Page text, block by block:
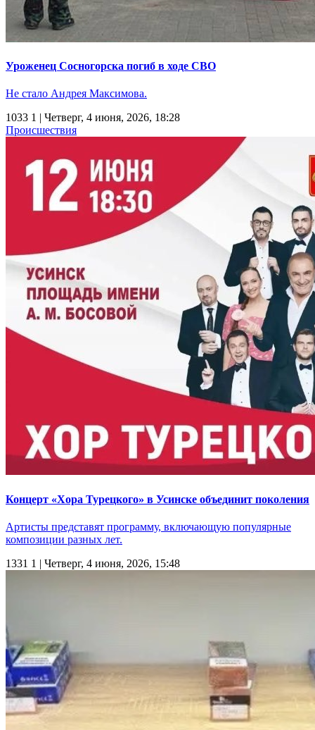
Уроженец Сосногорска погиб в ходе СВО
Не стало Андрея Максимова.
1033 1 | Четверг, 4 июня, 2026, 18:28
Происшествия
Концерт «Хора Турецкого» в Усинске объединит поколения
Артисты представят программу, включающую популярные
композиции разных лет.
1331 1 | Четверг, 4 июня, 2026, 15:48